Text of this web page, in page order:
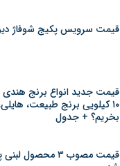
قیمت سرویس پکیج شوفاژ
۱۰ کیلویی برنج طبیعت،
بخریم؟ + جدول
قیمت مصوب ۳